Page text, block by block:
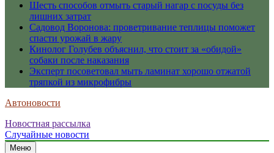
Шесть способов отмыть старый нагар с посуды без
лишних затрат
Садовод Воронова: проветривание теплицы поможет
спасти урожай в жару
Кинолог Голубев объяснил, что стоит за «обидой»
собаки после наказания
Эксперт посоветовал мыть ламинат хорошо отжатой
тряпкой из микрофибры
Автоновости
Новостная рассылка
Случайные новости
Меню